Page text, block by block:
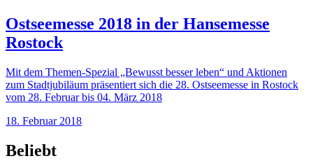
Ostseemesse 2018 in der Hansemesse
Rostock
Mit dem Themen-Spezial „Bewusst besser leben“ und Aktionen
zum Stadtjubiläum präsentiert sich die 28. Ostseemesse in Rostock
vom 28. Februar bis 04. März 2018
18. Februar 2018
Beliebt